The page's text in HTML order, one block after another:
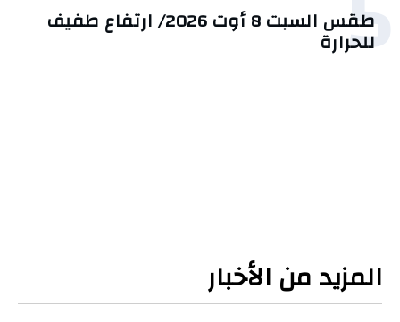
طقس السبت 8 أوت 2026/ ارتفاع طفيف
للحرارة
المزيد من الأخبار